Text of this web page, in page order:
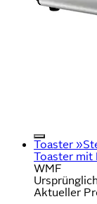
Toaster
Toaster mit
WMF
Aktueller